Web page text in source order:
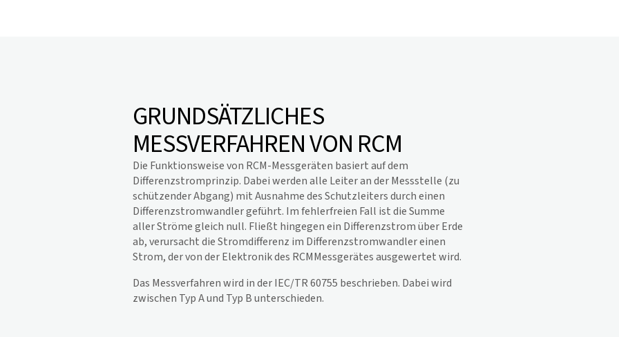
GRUNDSÄTZLICHES
MESSVERFAHREN VON RCM
Die Funktionsweise von RCM-Messgeräten basiert auf dem
Differenzstromprinzip. Dabei werden alle Leiter an der Messstelle (zu
schützender Abgang) mit Ausnahme des Schutzleiters durch einen
Differenzstromwandler geführt. Im fehlerfreien Fall ist die Summe
aller Ströme gleich null. Fließt hingegen ein Differenzstrom über Erde
ab, verursacht die Stromdifferenz im Differenzstromwandler einen
Strom, der von der Elektronik des RCMMessgerätes ausgewertet wird.
Das Messverfahren wird in der IEC/TR 60755 beschrieben. Dabei wird
zwischen Typ A und Typ B unterschieden.